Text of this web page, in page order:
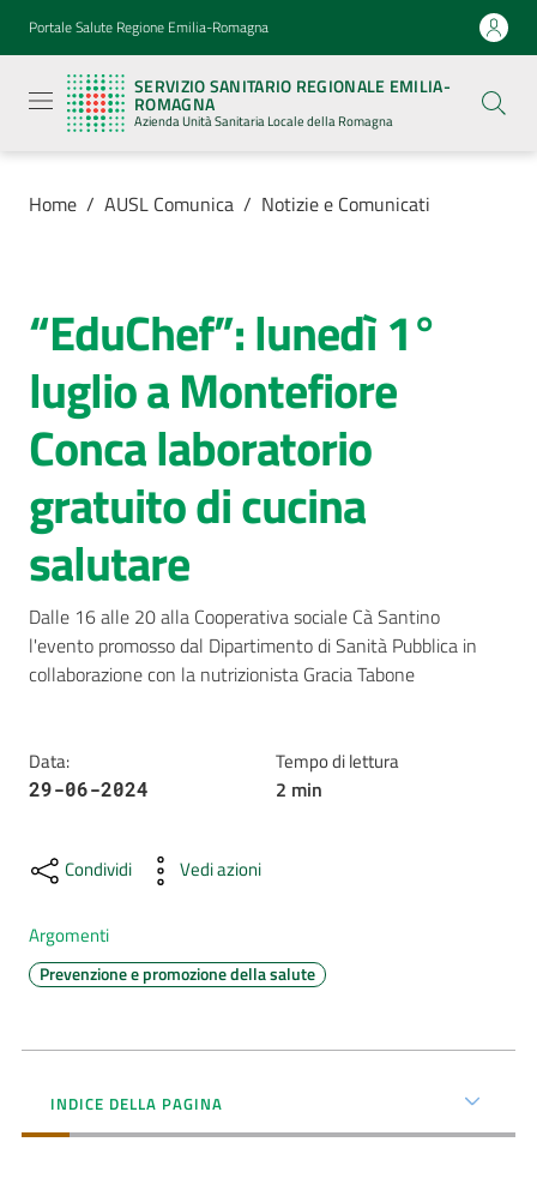
Vai al contenuto
Vai alla navigazione
Vai al footer
Portale Salute Regione Emilia-Romagna
SERVIZIO SANITARIO REGIONALE EMILIA-
ROMAGNA
Azienda Unità Sanitaria Locale della Romagna
Sanitario
Regionale
Emilia-
Romagna
Azienda
Sanitaria
Locale della
Azienda
Servizi
Luoghi
di
cura
AUSL
Comunica
Carta
Servizi
a...
e
Home / AUSL Comunica / Notizie e Comunicati
Salta al contenuto
“EduChef”: lunedì 1°
luglio a Montefiore
Conca laboratorio
gratuito di cucina
salutare
Dalle 16 alle 20 alla Cooperativa sociale Cà Santino
l'evento promosso dal Dipartimento di Sanità Pubblica in
collaborazione con la nutrizionista Gracia Tabone
Data:
29-06-2024
Tempo di lettura
2 min
Condividi Vedi azioni
Argomenti
Prevenzione e promozione della salute
INDICE DELLA PAGINA